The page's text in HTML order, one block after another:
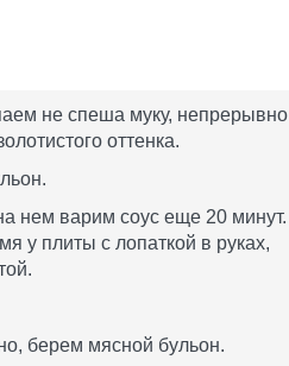
не спеша муку, непрерывно
оттенка.
нем варим соус еще 20 минут.
у плиты с лопаткой в руках,
берем мясной бульон.